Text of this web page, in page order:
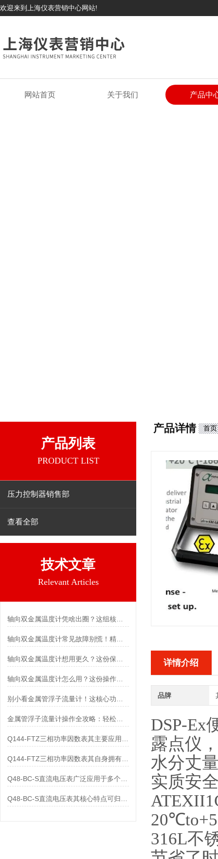
欢迎来到上海仪表营销中心网站!
网站首页 关于我们 产品中
产品列表
PRODUCT LIST
压力控制器销售部
查看全部
技术文章
Relevant Articles
轴向双金属温度计凭啥出圈？这组核心特点给出了答案
轴向双金属温度计常见故障别慌！精准定位，轻松搞定难题
轴向双金属温度计怎么用？这份操作指南，新手也能快速拿捏！
金属管浮子流量计操作全攻略：轻松拿捏，精准掌控每一步！
Q144-FTZ三相功率因数表其自身拥有怎样的功能呢？
产品详情 首页
详情介绍
品牌
DSP-Ex
露点仪
水分丈
实质安
316L不